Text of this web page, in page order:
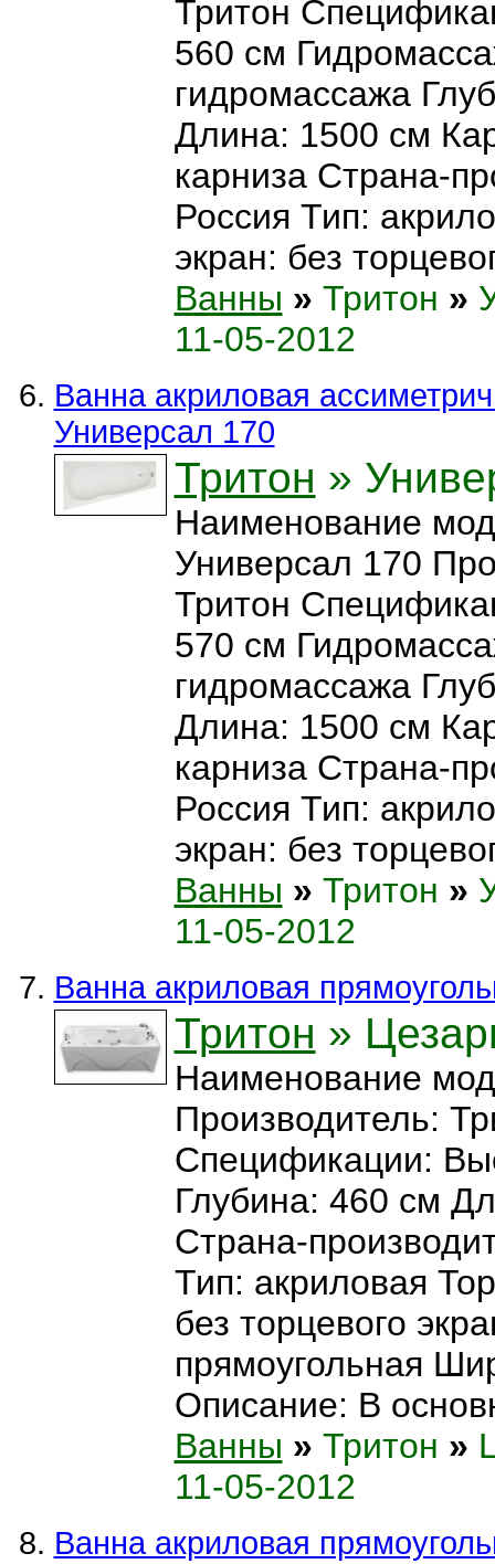
Тритон
560 см
гидромассажа
Длина: 1500 см
карниза Страна-
Россия Тип:
экран: без
Ванны » Тритон »
11-05-2012
Ванна акриловая
Универсал 170
Тритон »
Наименование
Универсал 170
Тритон
570 см
гидромассажа
Длина: 1500 см
карниза Страна-
Россия Тип:
экран: без
Ванны » Тритон »
11-05-2012
Ванна акриловая
Тритон »
Наименование
Производитель:
Спецификации:
Глубина: 460 см
Страна-
Тип: акриловая
без торцевого
прямоугольная
Описание: В
Ванны » Тритон »
11-05-2012
Ванна акриловая